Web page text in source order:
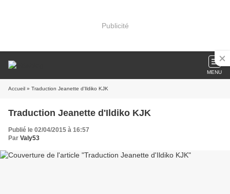
Publicité
MENU
Accueil » Traduction Jeanette d'Ildiko KJK
Traduction Jeanette d'Ildiko KJK
Publié le 02/04/2015 à 16:57
Par Valy53